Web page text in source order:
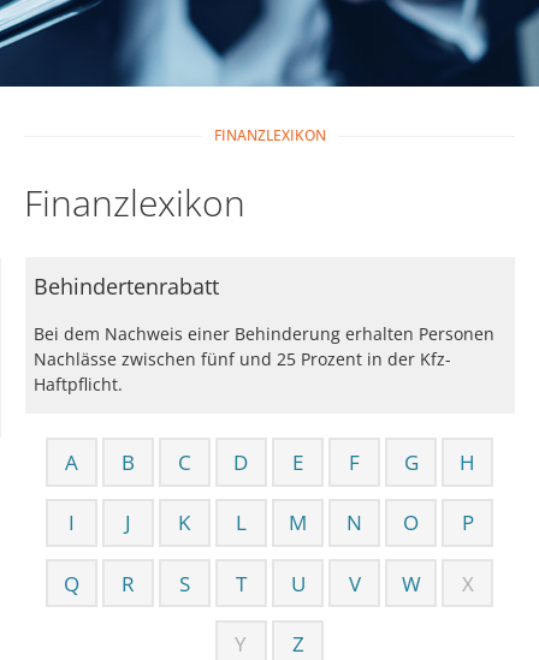
FINANZLEXIKON
Finanzlexikon
A B C D E F G H
I J K L M N O P
Q R S T U V W X
Y Z
Behindertenrabatt
Bei dem Nachweis einer Behinderung erhalten Personen
Nachlässe zwischen fünf und 25 Prozent in der Kfz-
Haftpflicht.